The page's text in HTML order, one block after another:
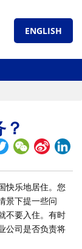
ENGLISH
TwitterWeChat
Sina
快乐地居住。您
景下提一些问
不要入住。有时
公司是否负责将